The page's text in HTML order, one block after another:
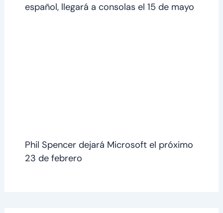
español, llegará a consolas el 15 de mayo
Phil Spencer dejará Microsoft el próximo
23 de febrero